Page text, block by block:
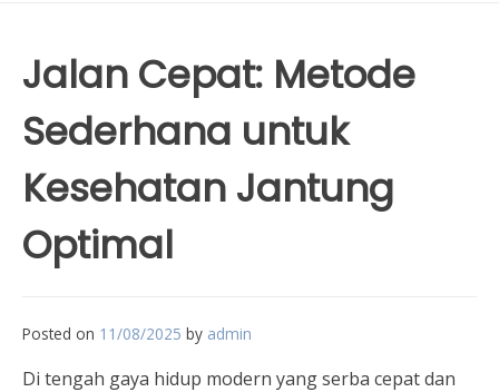
Jalan Cepat: Metode
Sederhana untuk
Kesehatan Jantung
Optimal
Posted on 11/08/2025 by admin
Di tengah gaya hidup modern yang serba cepat dan